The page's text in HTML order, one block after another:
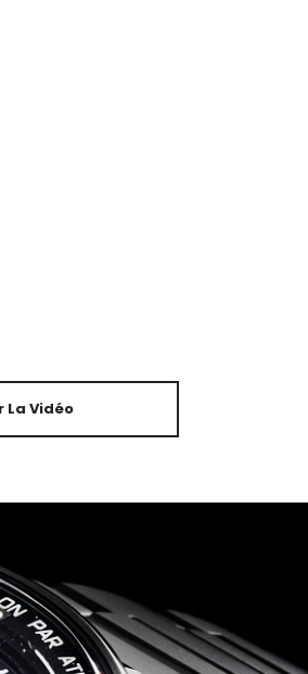
La Vidéo